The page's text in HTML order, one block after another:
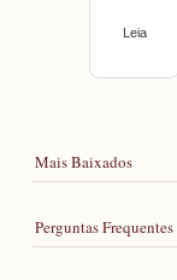
Leia
Mais Baixados
Perguntas Frequentes